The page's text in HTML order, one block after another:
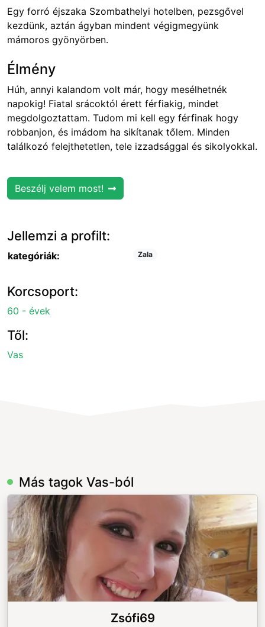
Egy forró éjszaka Szombathelyi hotelben, pezsgővel
kezdünk, aztán ágyban mindent végigmegyünk
mámoros gyönyörben.
Élmény
Húh, annyi kalandom volt már, hogy mesélhetnék
napokig! Fiatal srácoktól érett férfiakig, mindet
megdolgoztattam. Tudom mi kell egy férfinak hogy
robbanjon, és imádom ha sikítanak tőlem. Minden
találkozó felejthetetlen, tele izzadsággal és sikolyokkal.
Beszélj velem most!
Jellemzi a profilt:
kategóriák: Zala
Korcsoport:
60 - évek
Től:
Vas
Más tagok Vas-ból
Zsófi69